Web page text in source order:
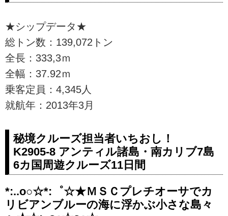
★シップデータ★
総トン数：139,072トン
全長：333,3ｍ
全幅：37.92ｍ
乗客定員：4,345人
就航年：2013年3月
秘境クルーズ担当者いちおし！
K2905-8 アンティル諸島・南カリブ7島
6カ国周遊クルーズ11日間
*:..o○☆*:゜☆★ＭＳＣプレチオーサでカ
リビアンブルーの海に浮かぶ小さな島々